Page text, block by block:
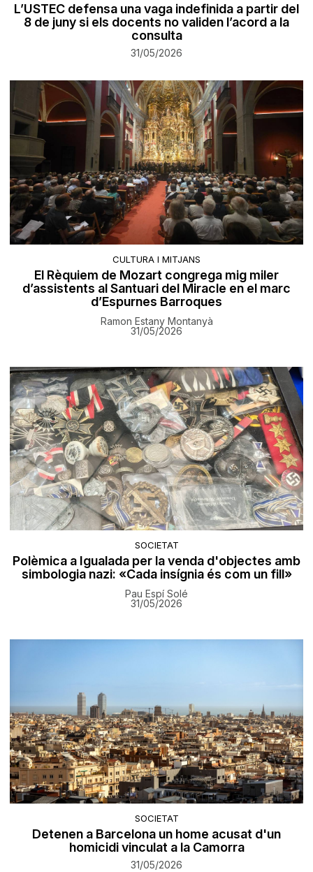
L’USTEC defensa una vaga indefinida a partir del
8 de juny si els docents no validen l’acord a la
consulta
31/05/2026
CULTURA I MITJANS
El Rèquiem de Mozart congrega mig miler
d’assistents al Santuari del Miracle en el marc
d’Espurnes Barroques
Ramon Estany Montanyà
31/05/2026
SOCIETAT
Polèmica a Igualada per la venda d'objectes amb
simbologia nazi: «Cada insígnia és com un fill»
Pau Espí Solé
31/05/2026
SOCIETAT
Detenen a Barcelona un home acusat d'un
homicidi vinculat a la Camorra
31/05/2026